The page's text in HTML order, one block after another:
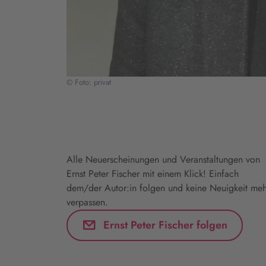
© Foto: privat
Alle Neuerscheinungen und Veranstaltungen von
Ernst Peter Fischer mit einem Klick! Einfach
dem/der Autor:in folgen und keine Neuigkeit
verpassen.
Ernst Peter Fischer folgen